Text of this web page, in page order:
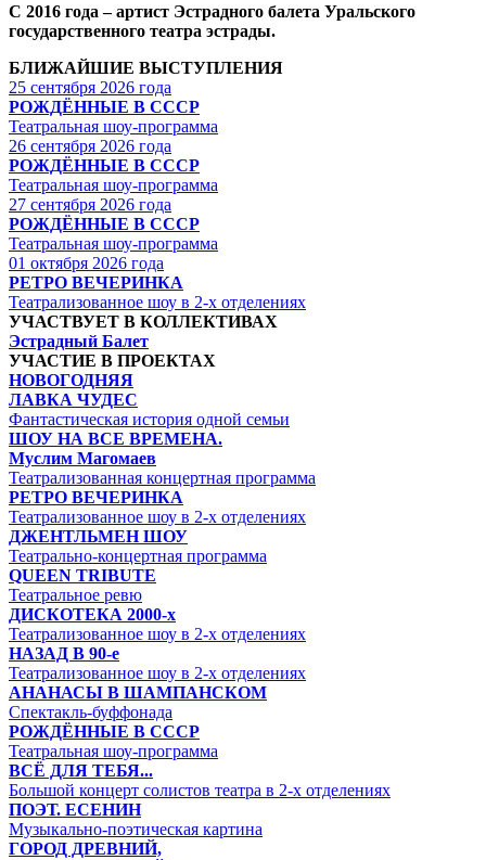
С 2016 года – артист Эстрадного балета Уральского
государственного театра эстрады.
БЛИЖАЙШИЕ ВЫСТУПЛЕНИЯ
25 сентября 2026 года
РОЖДЁННЫЕ В СССР
Театральная шоу-программа
26 сентября 2026 года
РОЖДЁННЫЕ В СССР
Театральная шоу-программа
27 сентября 2026 года
РОЖДЁННЫЕ В СССР
Театральная шоу-программа
01 октября 2026 года
РЕТРО ВЕЧЕРИНКА
Театрализованное шоу в 2-х отделениях
УЧАСТВУЕТ В КОЛЛЕКТИВАХ
Эстрадный Балет
УЧАСТИЕ В ПРОЕКТАХ
НОВОГОДНЯЯ
ЛАВКА ЧУДЕС
Фантастическая история одной семьи
ШОУ НА ВСЕ ВРЕМЕНА.
Муслим Магомаев
Театрализованная концертная программа
РЕТРО ВЕЧЕРИНКА
Театрализованное шоу в 2-х отделениях
ДЖЕНТЛЬМЕН ШОУ
Театрально-концертная программа
QUEEN TRIBUTE
Театральное ревю
ДИСКОТЕКА 2000-х
Театрализованное шоу в 2-х отделениях
НАЗАД В 90-е
Театрализованное шоу в 2-х отделениях
АНАНАСЫ В ШАМПАНСКОМ
Спектакль-буффонада
РОЖДЁННЫЕ В СССР
Театральная шоу-программа
ВСЁ ДЛЯ ТЕБЯ...
Большой концерт солистов театра в 2-х отделениях
ПОЭТ. ЕСЕНИН
Музыкально-поэтическая картина
ГОРОД ДРЕВНИЙ,